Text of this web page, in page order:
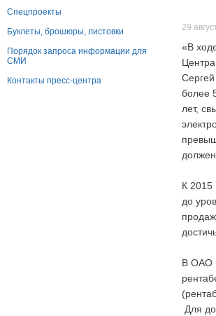
Спецпроекты
Буклеты, брошюры, листовки
Порядок запроса информации для
СМИ
Контакты пресс-центра
29
«В
более
лет,
К 2015
до
В ОАО
Для